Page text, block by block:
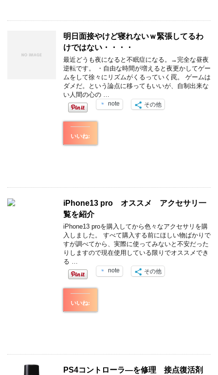
明日面接やけど寝れないｗ緊張してるわ
けではない・・・・
最近どうも夜になると不眠症になる。→完全な昼夜
逆転です。 ・自由な時間が増えると夜更かしてゲー
ムをして徐々にリズムがくるっていく罠。 ゲームは
ダメだ。という論点に移ってもいいが、自制出来な
い人間の心の …
note その他
いいね:
iPhone13 pro オススメ アクセサリ一
覧を紹介
iPhone13 proを購入してから色々なアクセサリを購
入しました。 すべて購入する前にほしい物ばかりで
すが調べてから、実際に使ってみないと不安だった
りしますので現在使用している限りでオススメでき
る …
note その他
いいね:
PS4コントローラ―を修理 接点復活剤